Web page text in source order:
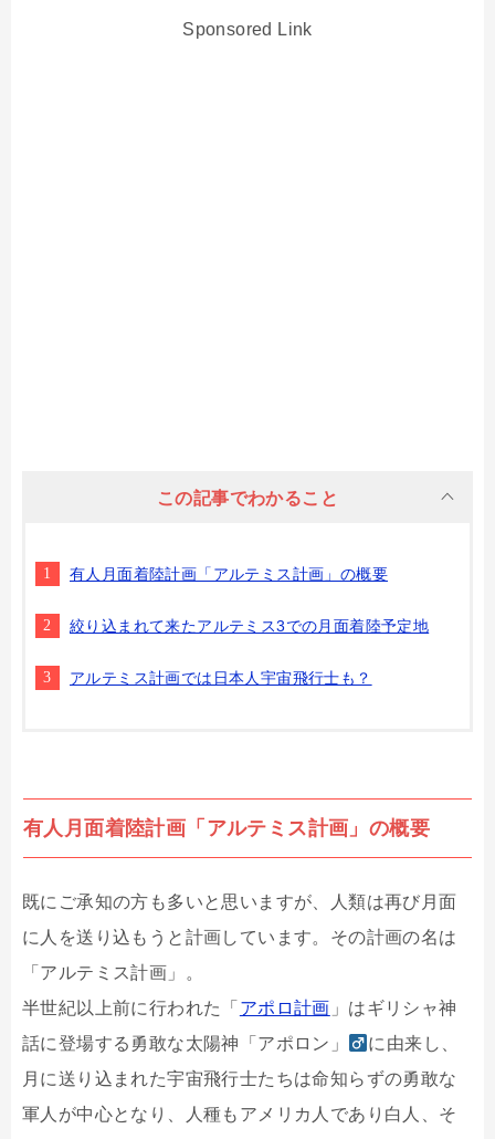
Sponsored Link
この記事でわかること
有人月面着陸計画「アルテミス計画」の概要
絞り込まれて来たアルテミス3での月面着陸予定地
アルテミス計画では日本人宇宙飛行士も？
有人月面着陸計画「アルテミス計画」の概要
既にご承知の方も多いと思いますが、人類は再び月面
に人を送り込もうと計画しています。その計画の名は
「アルテミス計画」。
半世紀以上前に行われた「 アポロ計画 」はギリシャ神
話に登場する勇敢な太陽神「アポロン」
に由来し、
月に送り込まれた宇宙飛行士たちは命知らずの勇敢な
軍人が中心となり、人種もアメリカ人であり白人、そ